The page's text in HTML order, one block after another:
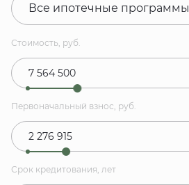
Все ипотечные программы
Стоимость, руб.
Первоначальный взнос, руб.
Срок кредитования, лет